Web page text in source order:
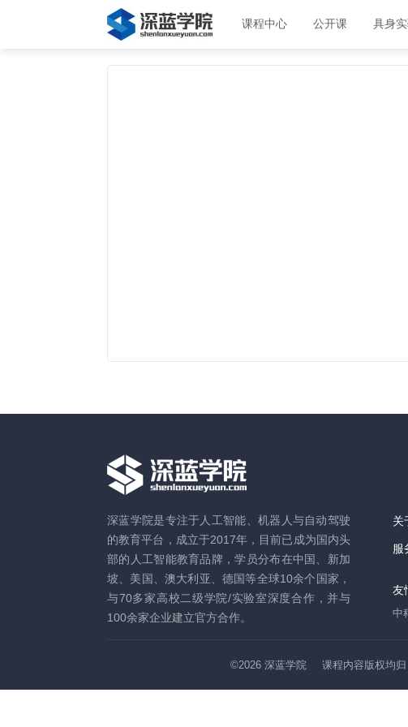
课程中心 公开课 具身
深蓝学院是专注于人工智能、机器人与自动驾驶
的教育平台，成立于2017年，目前已成为国内头
部的人工智能教育品牌，学员分布在中国、新加
坡、美国、澳大利亚、德国等全球10余个国家，
与70多家高校二级学院/实验室深度合作，并与
100余家企业建立官方合作。
关
服
友
中
©2026 深蓝学院 课程内容版权均